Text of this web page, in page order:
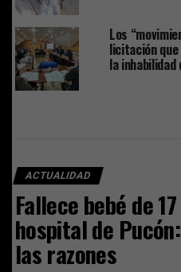
Los
licitación
la
ACTUALIDAD
Fallece bebé de
hospital de
las razones